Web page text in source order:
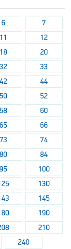
6
7
11
12
18
20
32
33
42
44
50
52
58
60
65
66
73
74
80
84
95
100
130
145
190
210
240